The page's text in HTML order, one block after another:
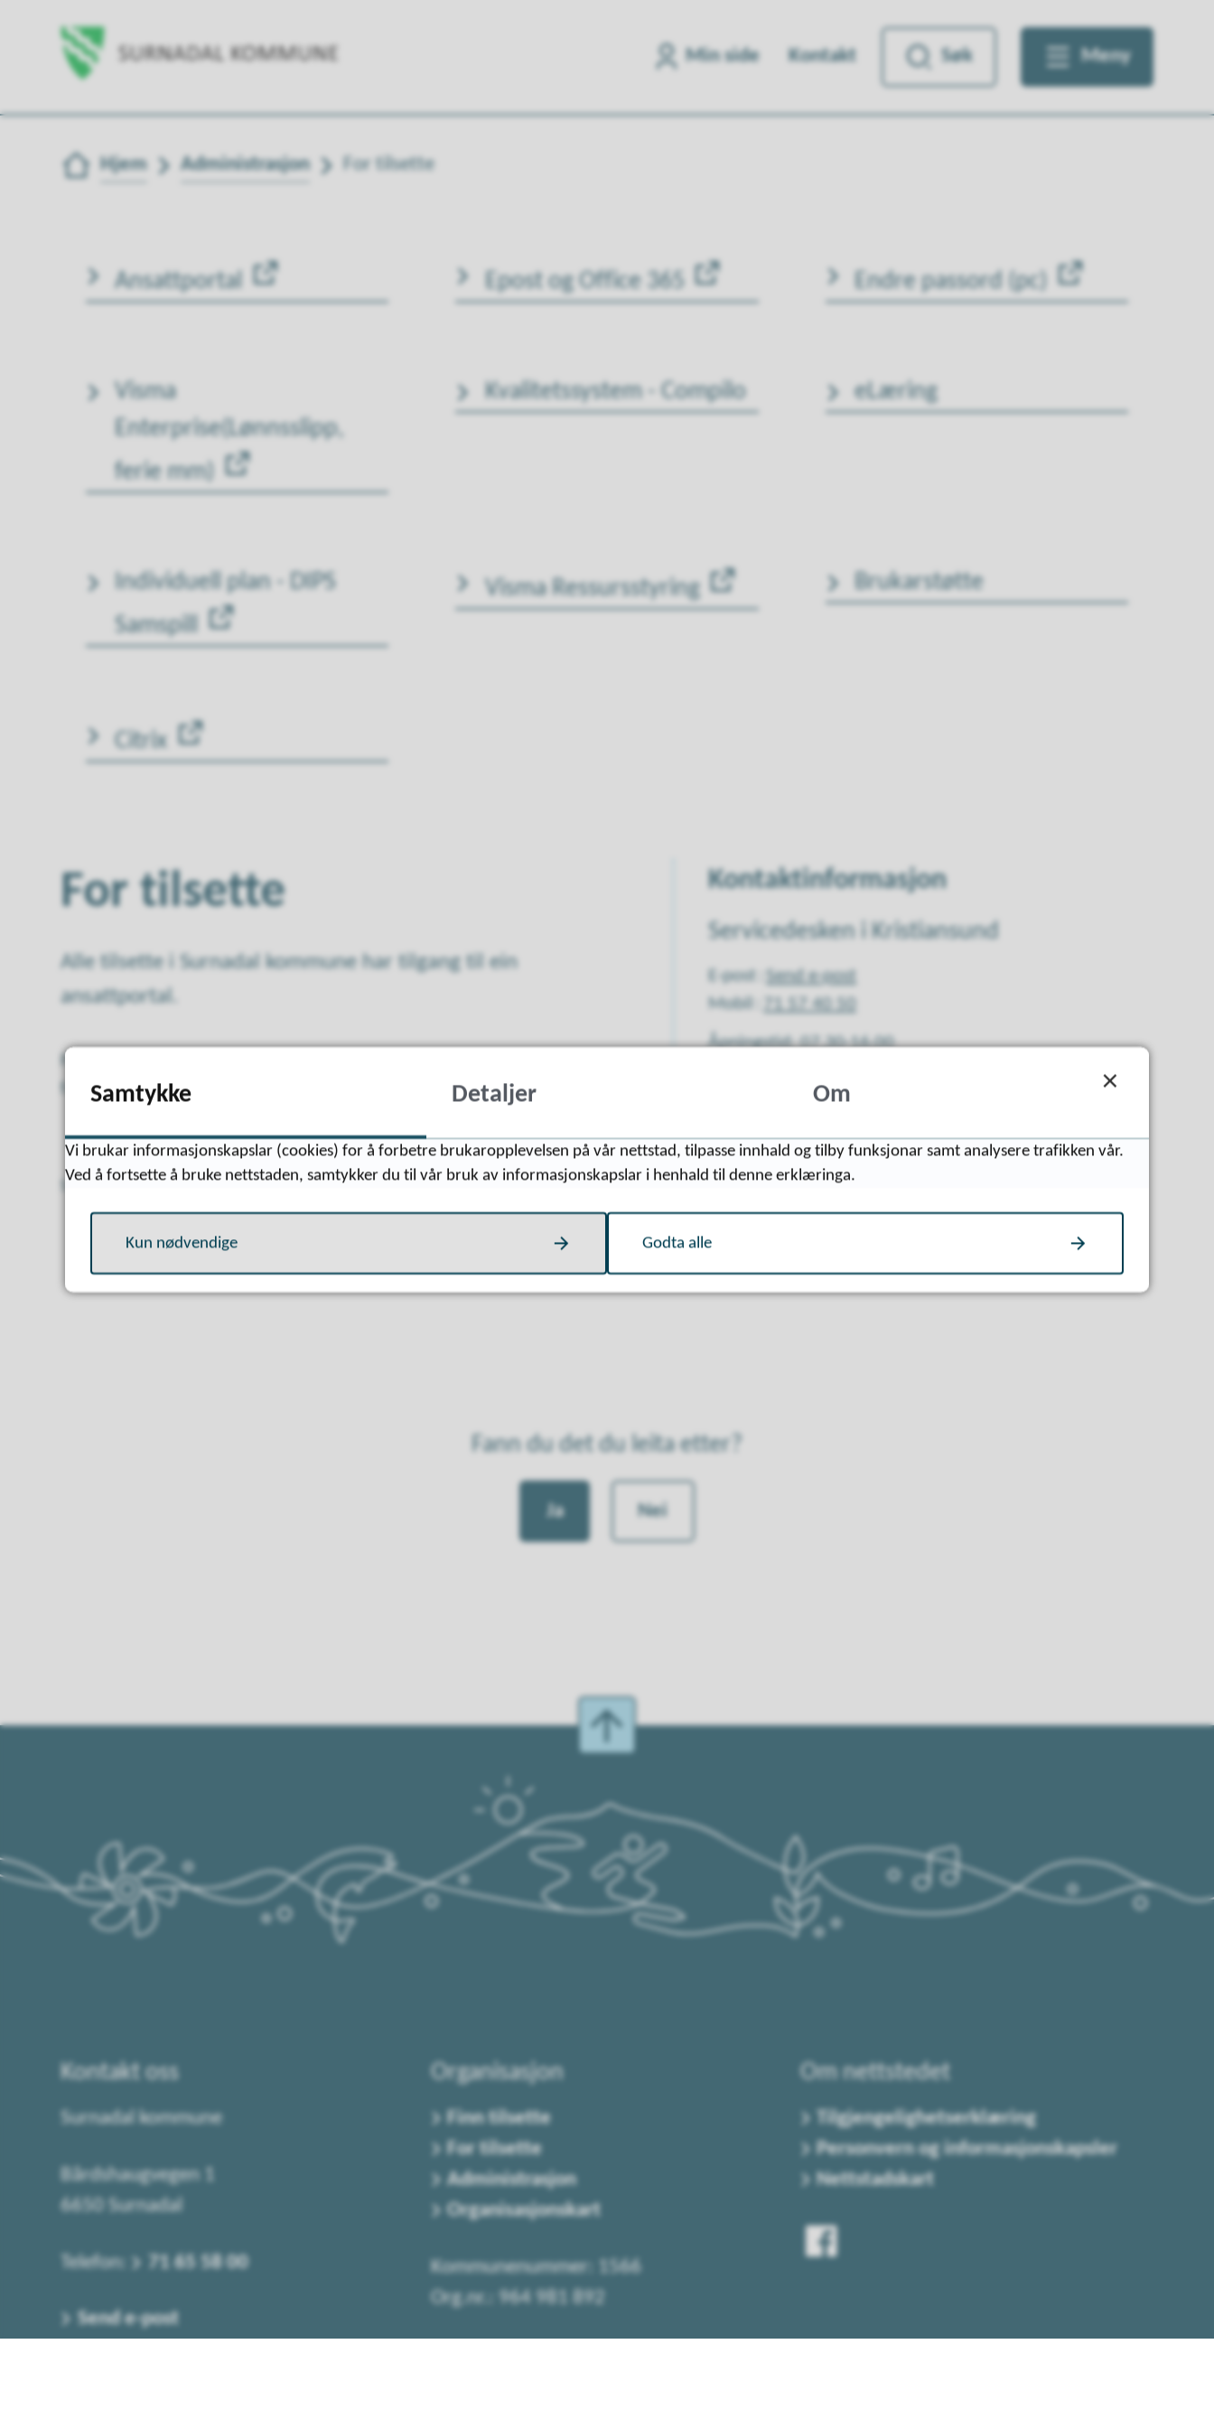
Min side Kontakt Søk Meny
Du er her:
Hjem Administrasjon For tilsette
Ansattportal Epost og Office 365 Endre passord (pc)
Visma
Enterprise(Lønnsslipp,
ferie mm)
Kvalitetssystem - Compilo eLæring
Individuell plan - DIPS
Samspill
Visma Ressursstyring Brukarstøtte
Citrix
For tilsette
Alle tilsette i Surnadal kommune har tilgang til ein
ansattportal.
fagsystem, samt informasjon om interne rutinar.
Sist endret 26.04.2023 13:06
Kontaktinformasjon
Servicedesken i Kristiansund
E-post
Send e-post
Mobil
71 57 40 50
Åpningstid: 07.30-16.00
Fann du det du leita etter?
Ja Nei
Kontakt oss
Surnadal kommune
Bårdshaugvegen 1
6650 Surnadal
Telefon: 71 65 58 00
Send e-post
Organisasjon
Finn tilsette
For tilsette
Administrasjon
Organisasjonskart
Kommunenummer: 1566
Org.nr.: 964 981 892
Om nettstedet
Tilgjengelighetserklæring
Personvern og informasjonskapsler
Nettstadskart
Samtykke Detaljer Om
Vi brukar informasjonskapslar (cookies) for å forbetre brukaropplevelsen på vår nettstad, tilpasse innhald og tilby funksjonar samt analysere trafikken vår.
Ved å fortsette å bruke nettstaden, samtykker du til vår bruk av informasjonskapslar i henhald til denne erklæringa.
Kun nødvendige Godta alle